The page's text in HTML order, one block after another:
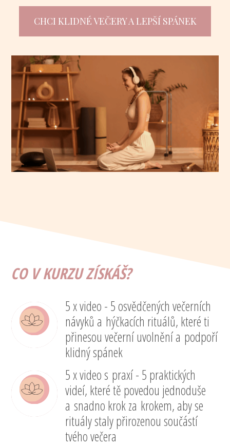
CHCI KLIDNÉ VEČERY A LEPŠÍ SPÁNEK
CO V KURZU ZÍSKÁŠ?
5 x video - 5 osvědčených večerních
návyků a hýčkacích rituálů, které ti
přinesou večerní uvolnění a podpoří
klidný spánek
5 x video s praxí - 5 praktických
videí, které tě povedou jednoduše
a snadno krok za krokem, aby se
rituály staly přirozenou součástí
tvého večera